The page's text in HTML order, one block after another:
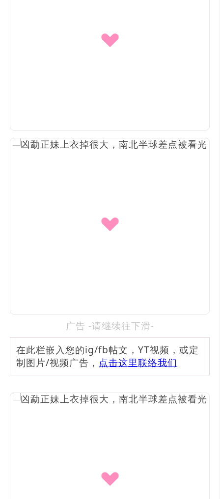
广告 -请继续往下滑-
在此栏嵌入您的ig/fb帖文，YT视频，或定
制图片/视频广告， 点击这里联络我们